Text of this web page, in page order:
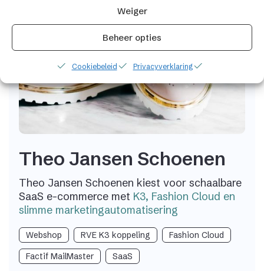
Weiger
Beheer opties
Cookiebeleid Privacyverklaring
Theo Jansen Schoenen
Theo Jansen Schoenen kiest voor schaalbare
SaaS e-commerce met K3, Fashion Cloud en
slimme marketingautomatisering
Webshop RVE K3 koppeling
Fashion Cloud
Factif MailMaster
SaaS